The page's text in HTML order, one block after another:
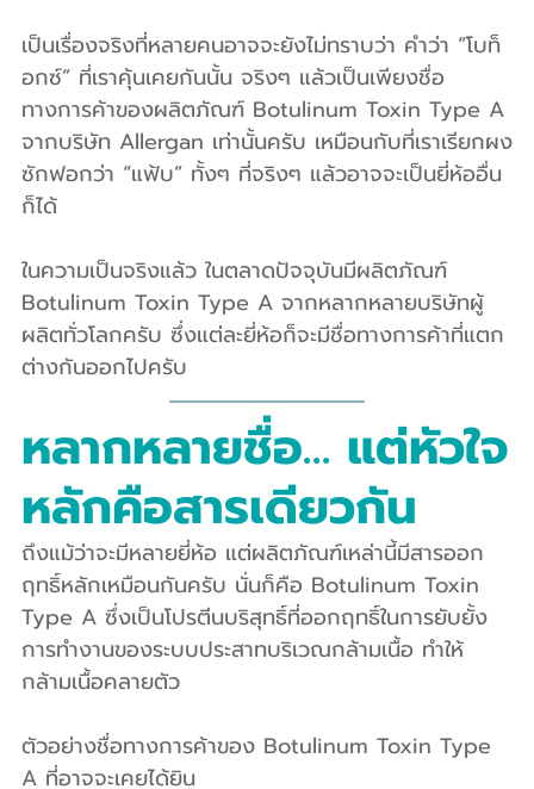
เป็นเรื่องจริงที่หลายคนอาจจะยังไม่ทราบว่า คำว่า “โบท็
อกซ์” ที่เราคุ้นเคยกันนั้น จริงๆ แล้วเป็นเพียงชื่อ
ทางการค้าของผลิตภัณฑ์ Botulinum Toxin Type A
จากบริษัท Allergan เท่านั้นครับ เหมือนกับที่เราเรียกผง
ซักฟอกว่า “แฟ้บ” ทั้งๆ ที่จริงๆ แล้วอาจจะเป็นยี่ห้ออื่น
ก็ได้
ในความเป็นจริงแล้ว ในตลาดปัจจุบันมีผลิตภัณฑ์
Botulinum Toxin Type A จากหลากหลายบริษัทผู้
ผลิตทั่วโลกครับ ซึ่งแต่ละยี่ห้อก็จะมีชื่อทางการค้าที่แตก
ต่างกันออกไปครับ
หลากหลายชื่อ… แต่หัวใจ
หลักคือสารเดียวกัน
ถึงแม้ว่าจะมีหลายยี่ห้อ แต่ผลิตภัณฑ์เหล่านี้มีสารออก
ฤทธิ์หลักเหมือนกันครับ นั่นก็คือ Botulinum Toxin
Type A ซึ่งเป็นโปรตีนบริสุทธิ์ที่ออกฤทธิ์ในการยับยั้ง
การทำงานของระบบประสาทบริเวณกล้ามเนื้อ ทำให้
กล้ามเนื้อคลายตัว
ตัวอย่างชื่อทางการค้าของ Botulinum Toxin Type
A ที่อาจจะเคยได้ยิน